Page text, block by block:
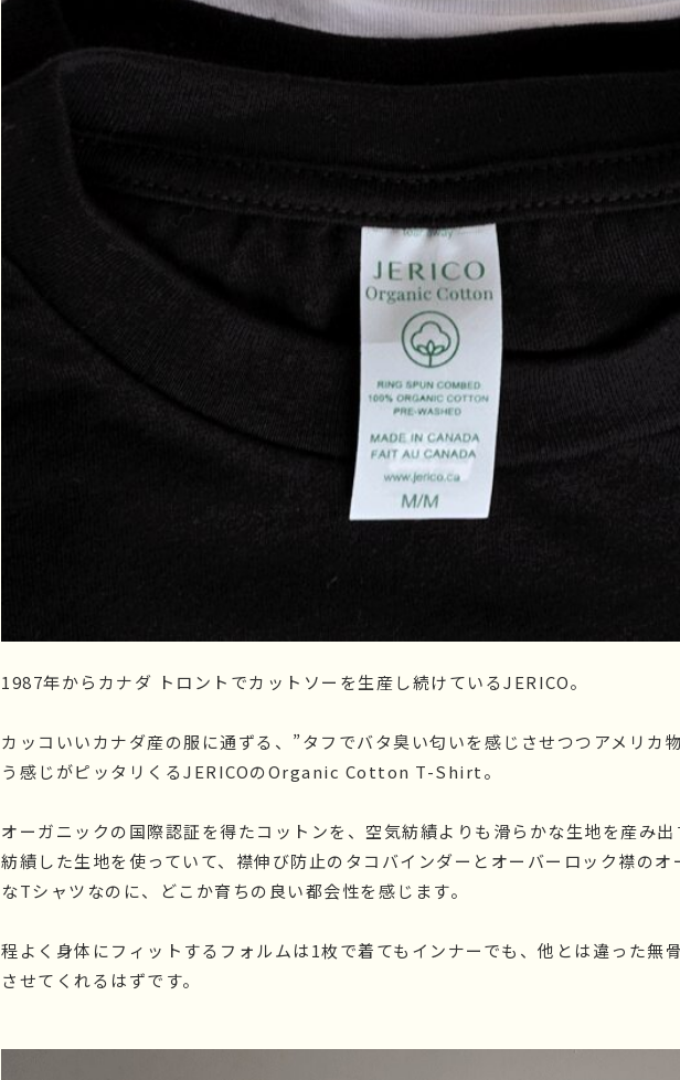
1987年からカナダ トロントでカットソーを生産し続けているJERICO。
カッコいいカナダ産の服に通ずる、”タフでバタ臭い匂いを感じさせつつアメリカ
う感じがピッタリくるJERICOのOrganic Cotton T-Shirt。
オーガニックの国際認証を得たコットンを、空気紡績よりも滑らかな生地を産み
紡績した生地を使っていて、襟伸び防止のタコバインダーとオーバーロック襟のオ
なTシャツなのに、どこか育ちの良い都会性を感じます。
程よく身体にフィットするフォルムは1枚で着てもインナーでも、他とは違った無
させてくれるはずです。